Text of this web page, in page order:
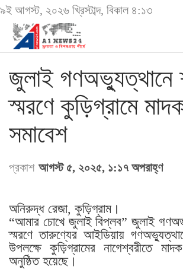
৯ই আগস্ট, ২০২৬ খ্রিস্টাব্দ, বিকাল ৪:১৩
জুলাই গণঅভ্যুত্থানে
স্মরণে কুড়িগ্রামে
সমাবেশ
প্রকাশ আগস্ট ৫, ২০২৫, ১:১৭ অপরাহ্ণ
অনিরুদ্ধ রেজা, কুড়িগ্রাম।
“আমার চোখে জুলাই বিপ্লব” জুলাই
স্মরণে তারুণ্যের আইডিয়ায়
উপলক্ষে কুড়িগ্রামের নাগেশ্বরীতে
অনুষ্ঠিত হয়েছে।